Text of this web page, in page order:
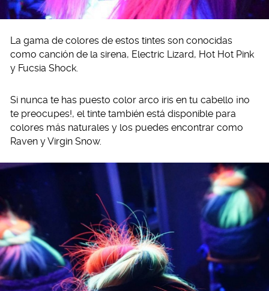
La gama de colores de estos tintes son conocidas
como canción de la sirena, Electric Lizard, Hot Hot Pink
y Fucsia Shock.
Si nunca te has puesto color arco iris en tu cabello ¡no
te preocupes!, el tinte también está disponible para
colores más naturales y los puedes encontrar como
Raven y Virgin Snow.